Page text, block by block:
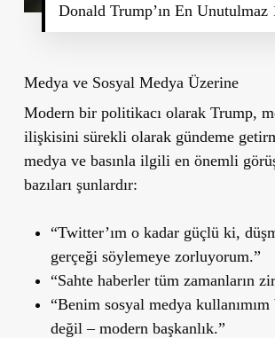
Donald Trump’ın En Unutulmaz
Medya ve Sosyal Medya Üzerine
Modern bir politikacı olarak Trump,
ilişkisini sürekli olarak gündeme
medya ve basınla ilgili en önemli
bazıları şunlardır:
“Twitter’ım o kadar güçlü ki,
gerçeği söylemeye zorluyorum.”
“Sahte haberler tüm zamanların
“Benim sosyal medya kullanımım
değil – modern başkanlık.”